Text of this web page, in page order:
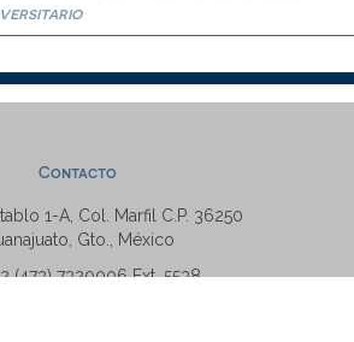
Contacto
1-A, Col. Marfil C.P. 36250
Gto., México
(473) 7320006 Ext. 5538